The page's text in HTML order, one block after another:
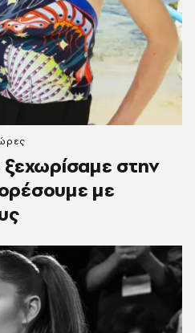
ξεχωρίσαμε στην
με